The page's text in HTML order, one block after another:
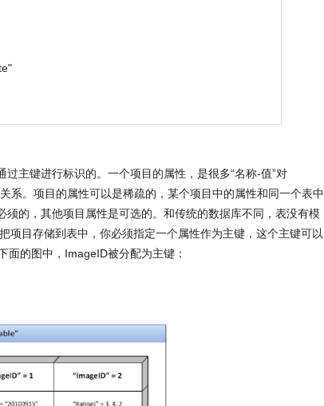
主键进行标识的。一个项目的属性，是很多“名称-值”对
系。项目的属性可以是稀疏的，某个项目中的属性和同一个表中
须的，其他项目属性是可选的。和传统的数据库不同，表没有模
项目存储到表中，你必须指定一个属性作为主键，这个主键可以
面的图中，ImageID被分配为主键：